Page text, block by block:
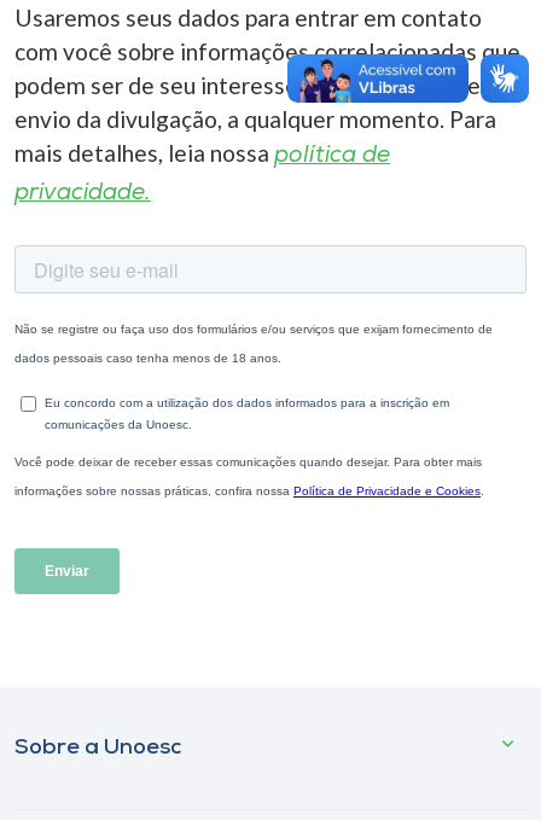
Usaremos seus dados para entrar em contato
com você sobre informações correlacionadas que
podem ser de seu interesse. Você pode cancelar o
envio da divulgação, a qualquer momento. Para
mais detalhes, leia nossa política de
privacidade.
Sobre a Unoesc